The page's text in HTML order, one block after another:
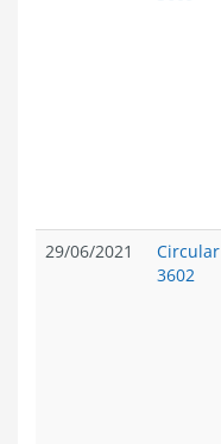
29/06/2021
Circular
3602